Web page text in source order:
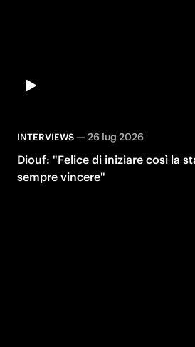
INTERVIEWS— 26 lug 2026
Diouf: "Felice di iniziare così la
sempre vincere"